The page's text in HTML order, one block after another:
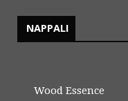
NAPPALI
Wood Essence